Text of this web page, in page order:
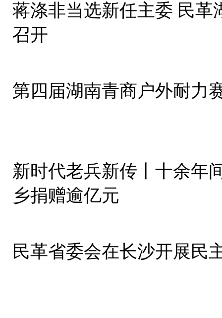
蒋涤非当选新任主委 民革
召开
第四届湖南青商户外耐力
新时代老兵新传丨十余年
乡捐赠逾亿元
民革省委会在长沙开展民